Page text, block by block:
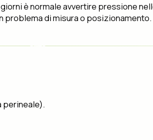
è normale avvertire pressione
problema di misura o posizionamento.
perineale).